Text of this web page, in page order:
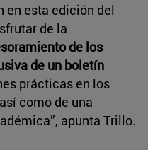
en esta edición del
de la
de los
de un boletín
prácticas en los
como de una
apunta Trillo.